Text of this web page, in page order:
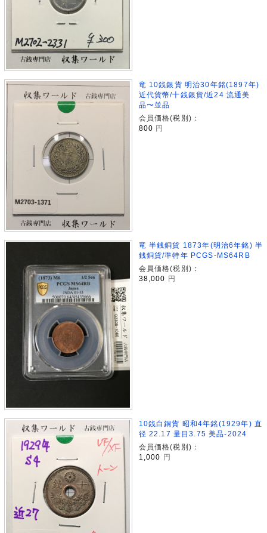
竜 10銭銀貨 明治30年銘(1897年)
近代貨幣/十銭銀貨/近24 流通美
品〜並品
会員価格(税別)：
800 円
竜 半銭銅貨 1873年(明治6年銘) 半
銭銅貨/準特年 PCGS-MS64RB
会員価格(税別)：
38,000
円
10銭白銅貨 昭和4年銘(1929年) 直
径 22.17 量目3.75 美品-2024
会員価格(税別)：
1,000 円